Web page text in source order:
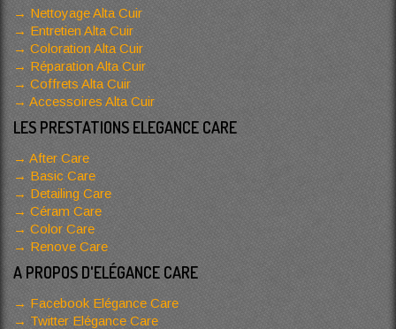
Nettoyage Alta Cuir
Entretien Alta Cuir
Coloration Alta Cuir
Réparation Alta Cuir
Coffrets Alta Cuir
Accessoires Alta Cuir
LES PRESTATIONS ELEGANCE CARE
After Care
Basic Care
Detailing Care
Céram Care
Color Care
Renove Care
A PROPOS D'ELÉGANCE CARE
Facebook Elégance Care
Twitter Elégance Care